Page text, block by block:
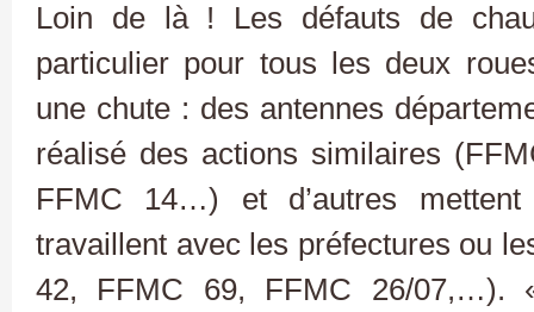
Loin de là ! Les défauts de
particulier pour tous les deux
une chute : des antennes
réalisé des actions similaires
FFMC 14…) et d’autres
travaillent avec les préfectures ou
42, FFMC 69, FFMC 26/07,…).